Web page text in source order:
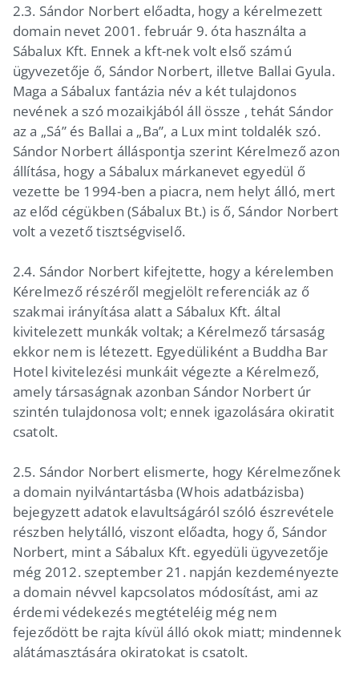
2.3. Sándor Norbert előadta, hogy a kérelmezett
domain nevet 2001. február 9. óta használta a
Sábalux Kft. Ennek a kft-nek volt első számú
ügyvezetője ő, Sándor Norbert, illetve Ballai Gyula.
Maga a Sábalux fantázia név a két tulajdonos
nevének a szó mozaikjából áll össze , tehát Sándor
az a „Sá” és Ballai a „Ba”, a Lux mint toldalék szó.
Sándor Norbert álláspontja szerint Kérelmező azon
állítása, hogy a Sábalux márkanevet egyedül ő
vezette be 1994-ben a piacra, nem helyt álló, mert
az előd cégükben (Sábalux Bt.) is ő, Sándor Norbert
volt a vezető tisztségviselő.
2.4. Sándor Norbert kifejtette, hogy a kérelemben
Kérelmező részéről megjelölt referenciák az ő
szakmai irányítása alatt a Sábalux Kft. által
kivitelezett munkák voltak; a Kérelmező társaság
ekkor nem is létezett. Egyedüliként a Buddha Bar
Hotel kivitelezési munkáit végezte a Kérelmező,
amely társaságnak azonban Sándor Norbert úr
szintén tulajdonosa volt; ennek igazolására okiratit
csatolt.
2.5. Sándor Norbert elismerte, hogy Kérelmezőnek
a domain nyilvántartásba (Whois adatbázisba)
bejegyzett adatok elavultságáról szóló észrevétele
részben helytálló, viszont előadta, hogy ő, Sándor
Norbert, mint a Sábalux Kft. egyedüli ügyvezetője
még 2012. szeptember 21. napján kezdeményezte
a domain névvel kapcsolatos módosítást, ami az
érdemi védekezés megtételéig még nem
fejeződött be rajta kívül álló okok miatt; mindennek
alátámasztására okiratokat is csatolt.